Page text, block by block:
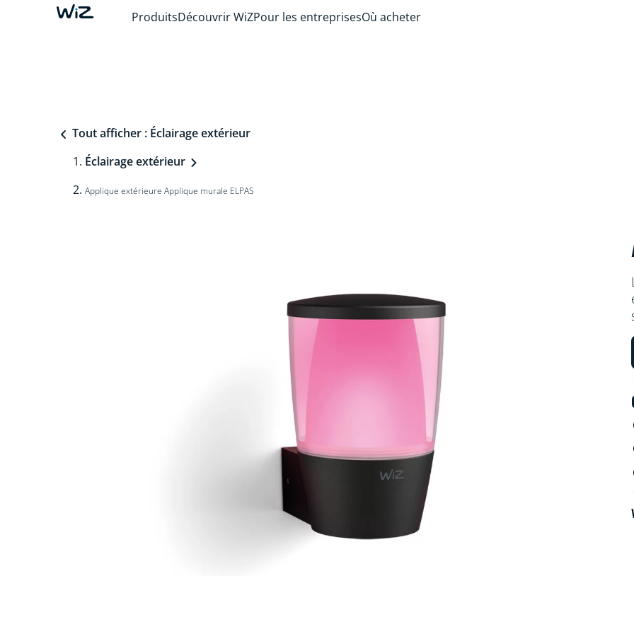
ProduitsDécouvrir WiZPour les entreprisesOù acheter
Tout afficher : Éclairage extérieur
Éclairage extérieur
Applique extérieure Applique murale ELPAS